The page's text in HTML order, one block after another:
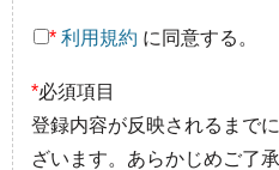
* 利用規約 に同意する。
*必須項目
登録内容が反映されるまで
ざいます。あらかじめご了承